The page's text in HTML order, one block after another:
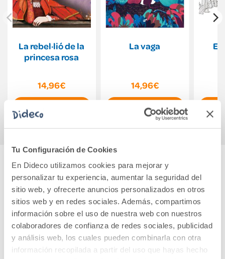
Tu Configuración de Cookies
En Dideco utilizamos cookies para mejorar y
personalizar tu experiencia, aumentar la seguridad del
sitio web, y ofrecerte anuncios personalizados en otros
sitios web y en redes sociales. Además, compartimos
información sobre el uso de nuestra web con nuestros
colaboradores de confianza de redes sociales, publicidad
y análisis web, los cuales pueden combinarla con otra
información recopilada a partir del uso que hayas hecho
La rebel·lió de la
princesa rosa
14,96€
La vaga
14,96€
Comprar
El
Cuéntanos tu opinión
¡Sé el primero en valorar este producto!
Debes iniciar sesión para poder valorarlo